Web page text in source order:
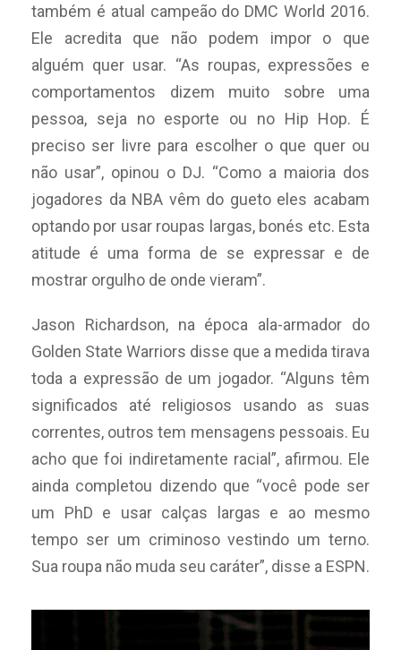
também é atual campeão do DMC World 2016.
Ele acredita que não podem impor o que
alguém quer usar. “As roupas, expressões e
comportamentos dizem muito sobre uma
pessoa, seja no esporte ou no Hip Hop. É
preciso ser livre para escolher o que quer ou
não usar”, opinou o DJ. “Como a maioria dos
jogadores da NBA vêm do gueto eles acabam
optando por usar roupas largas, bonés etc. Esta
atitude é uma forma de se expressar e de
mostrar orgulho de onde vieram”.
Jason Richardson, na época ala-armador do
Golden State Warriors disse que a medida tirava
toda a expressão de um jogador. “Alguns têm
significados até religiosos usando as suas
correntes, outros tem mensagens pessoais. Eu
acho que foi indiretamente racial”, afirmou. Ele
ainda completou dizendo que “você pode ser
um PhD e usar calças largas e ao mesmo
tempo ser um criminoso vestindo um terno.
Sua roupa não muda seu caráter”, disse a ESPN.